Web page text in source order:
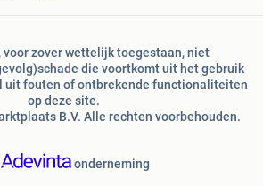
voor zover wettelijk toegestaan, niet
die voortkomt uit het gebruik
uit fouten of ontbrekende functionaliteiten
op deze site.
B.V. Alle rechten voorbehouden.
onderneming